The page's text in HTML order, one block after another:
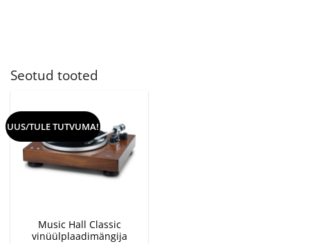
Seotud tooted
UUS/TULE TUTVUMA!
Music Hall Classic
vinüülplaadimängija